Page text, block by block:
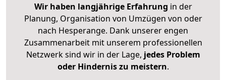
Wir haben langjährige Erfahrung in der
Planung, Organisation von Umzügen von oder
nach Hesperange. Dank unserer engen
Zusammenarbeit mit unserem professionellen
Netzwerk sind wir in der Lage, jedes Problem
oder Hindernis zu meistern.